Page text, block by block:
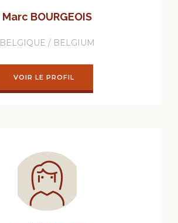
Marc BOURGEOIS
BELGIQUE / BELGIUM
VOIR LE PROFIL